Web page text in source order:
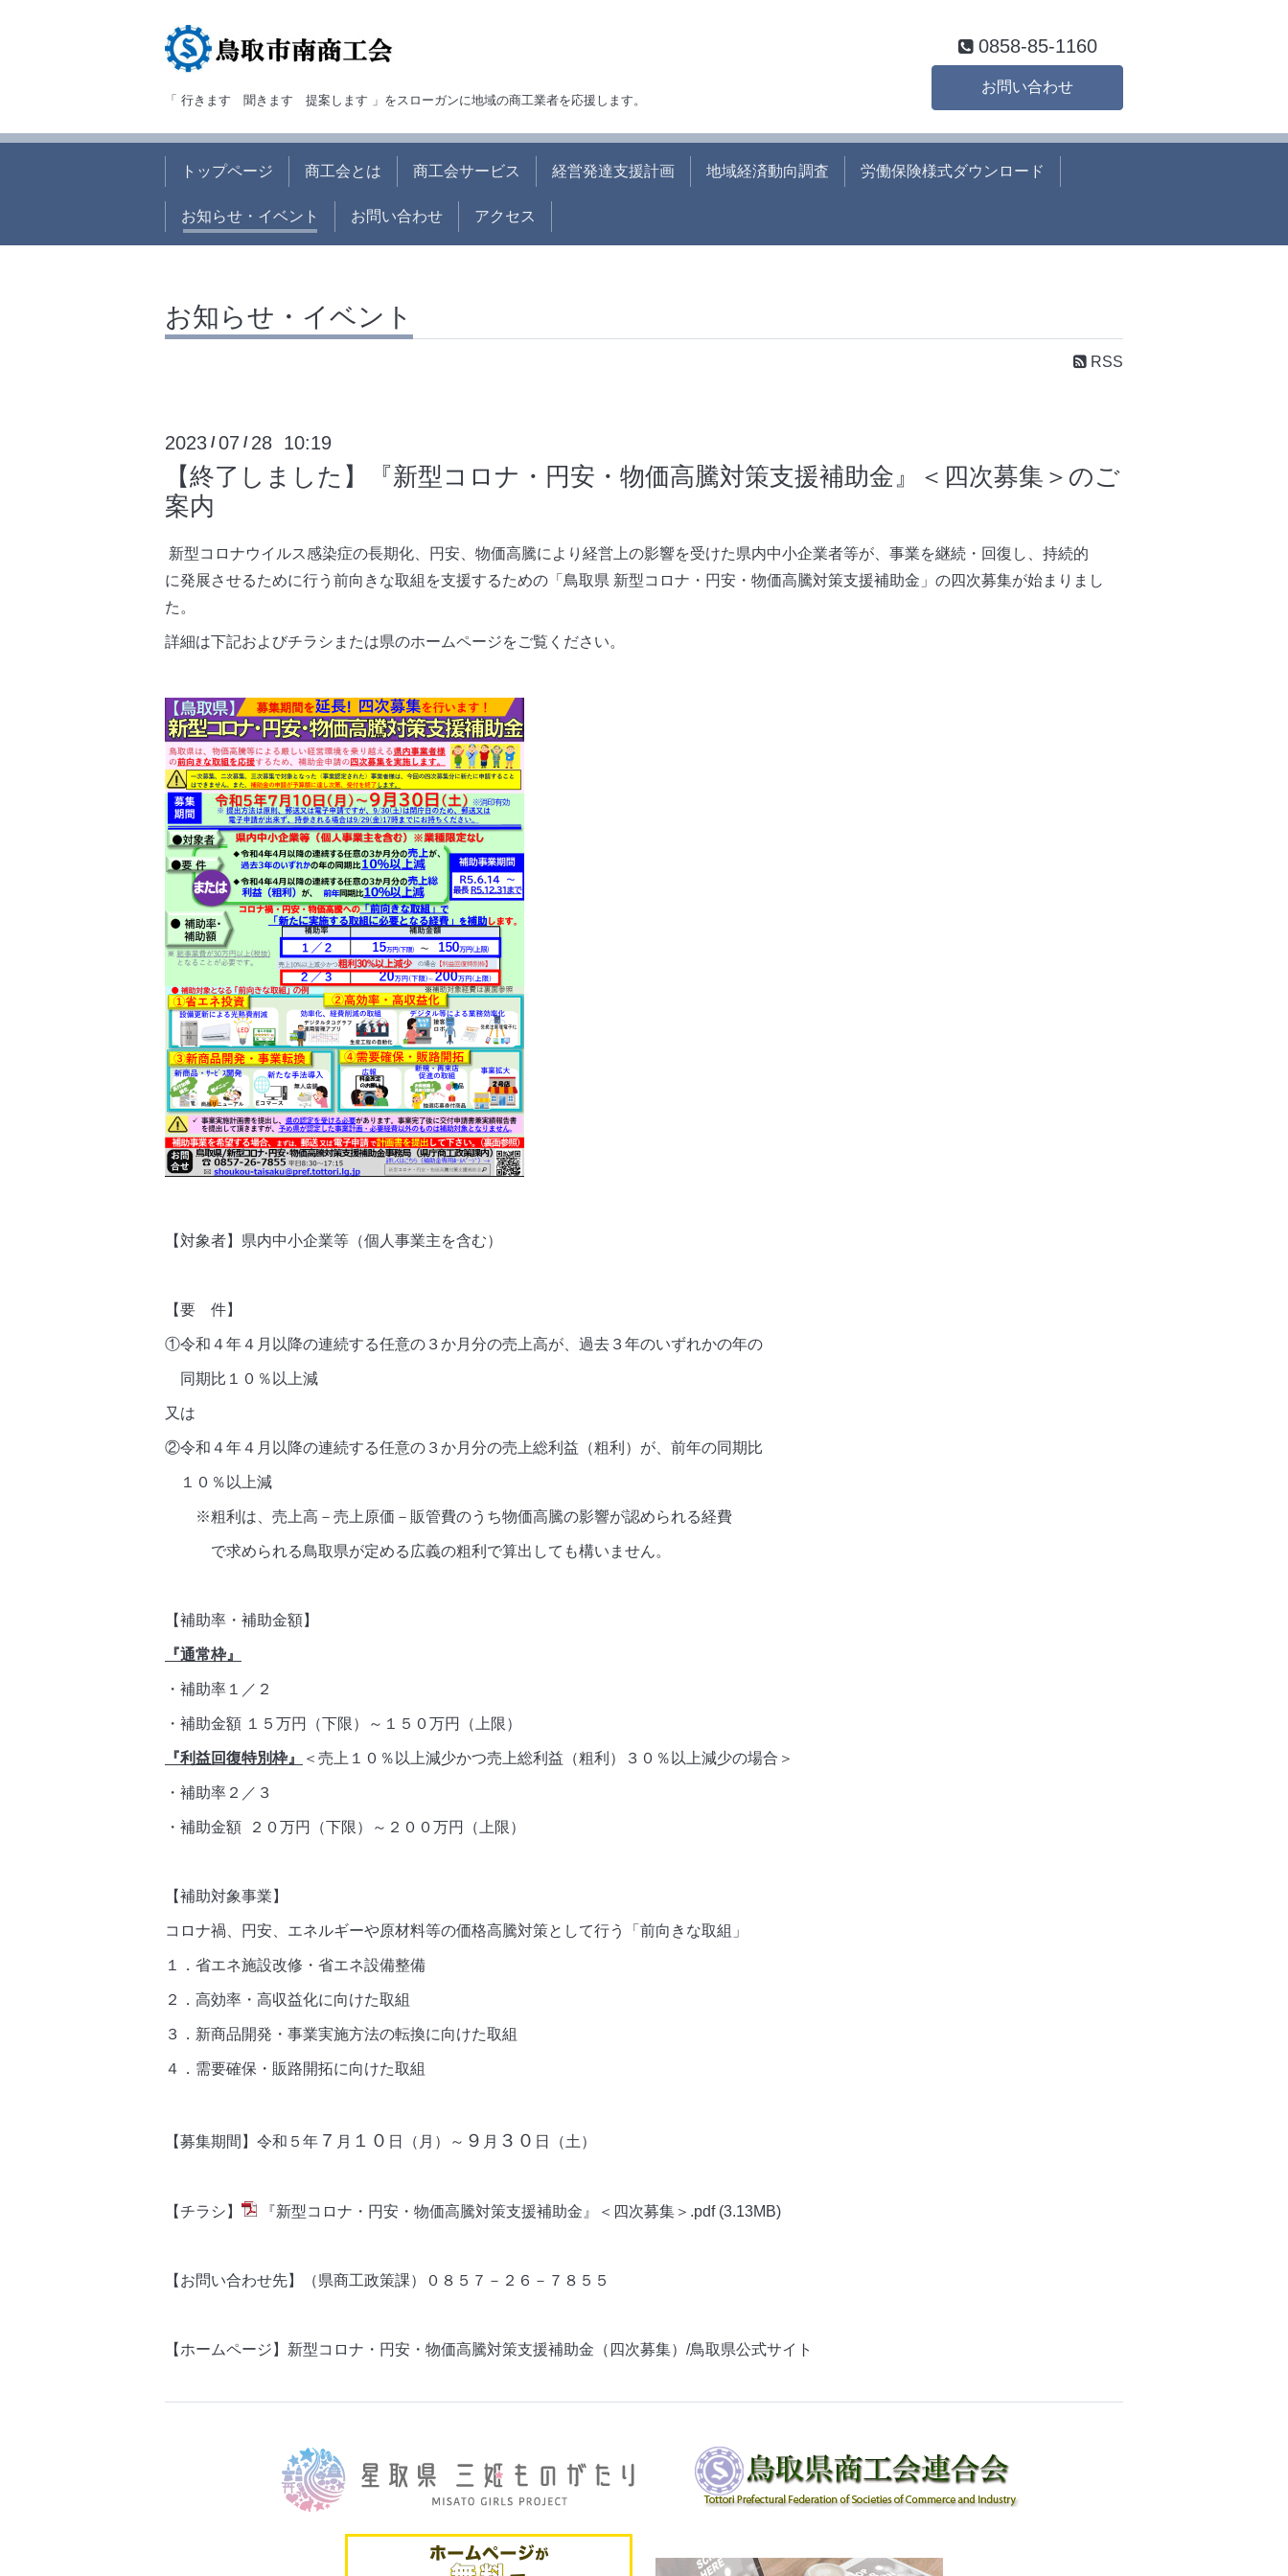
「 行きます 聞きます 提案します 」をスローガンに地域の商工業者を応援します。
0858-85-1160
お問い合わせ
トップページ 商工会とは 商工会サービス 経営発達支援計画 地域経済動向調査 労働保険様式ダウンロード
お知らせ・イベント お問い合わせ アクセス
お知らせ・イベント
RSS
2023 /07 / 28 10:19
【終了しました】『新型コロナ・円安・物価高騰対策支援補助金』＜四次募集＞のご
案内
新型コロナウイルス感染症の長期化、円安、物価高騰により経営上の影響を受けた県内中小企業者等が、 事業を継続・回復し、持続的
に発展させるために行う前向きな取組を支援するための 「鳥取県 新型コロナ・円安・物価高騰対策支援補助金」の四次募集が始まりまし
た。
詳細は下記およびチラシまたは県のホームページをご覧ください。
【対象者】県内中小企業等（個人事業主を含む）
【要 件】
①令和４年４月以降の連続する任意の３か月分の売上高が、過去３年のいずれかの年の
同期比１０％以上減
又は
②令和４年４月以降の連続する任意の３か月分の売上総利益（粗利）が、前年の同期比
１０％以上減
※粗利は、売上高－売上原価－販管費のうち物価高騰の影響が認められる経費
で求められる鳥取県が定める広義の粗利で算出しても構いません。
【補助率・補助金額】
『通常枠』
・補助率１／２
・補助金額 １５万円（下限）～１５０万円（上限）
『利益回復特別枠』 ＜売上１０％以上減少かつ売上総利益（粗利）３０％以上減少の場合＞
・ 補助率２／３
・補助金額 ２０万円（下限）～２００万円（上限）
【補助対象事業】
コロナ禍、円安、エネルギーや原材料等の価格高騰対策として行う「前向きな取組」
１．省エネ施設改修・省エネ設備整備
２．高効率・高収益化に向けた取組
３．新商品開発・事業実施方法の転換に向けた取組
４．需要確保・販路開拓に向けた取組
【募集期間】令和５年 ７ 月 １０ 日（月）～ ９ 月 ３０ 日（土）
【チラシ】 『新型コロナ・円安・物価高騰対策支援補助金』＜四次募集＞.pdf (3.13MB)
【お問い合わせ先】（県商工政策課）０８５７－２６－７８５５
【ホームページ】 新型コロナ・円安・物価高騰対策支援補助金（四次募集）/鳥取県公式サイト